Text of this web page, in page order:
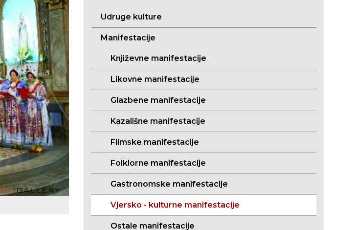
Udruge kulture
Manifestacije
Književne manifestacije
Likovne manifestacije
Glazbene manifestacije
Kazališne manifestacije
Filmske manifestacije
Folklorne manifestacije
Gastronomske manifestacije
Vjersko - kulturne manifestacije
Ostale manifestacije